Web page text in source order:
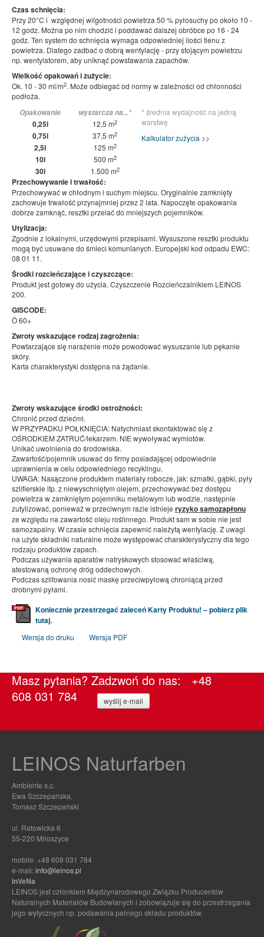
Czas schnięcia:
Przy 20°C i względnej wilgotności powietrza 50 % pyłosuchy po około 10 -
12 godz. Można po nim chodzić i poddawać dalszej obróbce po 16 - 24
godz. Ten system do schnięcia wymaga odpowiedniej ilości tlenu z
powietrza. Dlatego zadbać o dobrą wentylację - przy stojącym powietrzu
np. wentylatorem, aby uniknąć powstawania zapachów.
Wielkość opakowań i zużycie:
Ok. 10 - 30 ml/m2. Może odbiegać od normy w zależności od chłonności
podłoża.
Opakowanie
wystarcza na...*
0,25l 12,5 m2
0,75l 37,5 m2
2,5l 125 m2
10l 500 m2
30l 1.500 m2
* średnia wydajność na jedną
warstwę
Kalkulator zużycia >>
Przechowywanie i trwałość:
Przechowywać w chłodnym i suchym miejscu. Oryginalnie zamknięty
zachowuje trwałość przynajmniej przez 2 lata. Napoczęte opakowania
dobrze zamknąć, resztki przelać do mniejszych pojemników.
Utylizacja:
Zgodnie z lokalnymi, urzędowymi przepisami. Wysuszone resztki produktu
mogą być usuwane do śmieci komunlanych. Europejski kod odpadu EWC:
08 01 11.
Środki rozcieńczające i czyszczące:
Produkt jest gotowy do użycia. Czyszczenie Rozcieńczalnikiem LEINOS
200.
GISCODE:
Ö 60+
Zwroty wskazujące rodzaj zagrożenia:
Powtarzające się narażenie może powodować wysuszanie lub pękanie
skóry.
Karta charakterystyki dostępna na żądanie.
Zwroty wskazujące środki ostrożności:
Chronić przed dziećmi.
W PRZYPADKU POŁKNIĘCIA: Natychmiast skontaktować się z
OŚRODKIEM ZATRUĆ/lekarzem. NIE wywoływać wymiotów.
Unikać uwolnienia do środowiska.
Zawartość/pojemnik usuwać do firmy posiadającej odpowiednie
uprawnienia w celu odpowiedniego recyklingu.
UWAGA: Nasączone produktem materiały robocze, jak: szmatki, gąbki, pyły
szlifierskie itp. z niewyschniętym olejem, przechowywać bez dostępu
powietrza w zamkniętym pojemniku metalowym lub wodzie, następnie
zutylizować, ponieważ w przeciwnym razie istnieje ryzyko samozapłonu
ze względu na zawartość oleju roślinnego. Produkt sam w sobie nie jest
samozapalny. W czasie schnięcia zapewnić należytą wentylację. Z uwagi
na użyte składniki naturalne może występować charakterystyczny dla tego
rodzaju produktów zapach.
Podczas używania aparatów natryskowych stosować właściwą,
atestowaną ochronę dróg oddechowych.
Podczas szlifowania nosić maskę przeciwpyłową chroniącą przed
drobnymi pyłami.
Koniecznie przestrzegać zaleceń Karty Produktu! – pobierz plik
tutaj.
Wersja do druku Wersja PDF
Masz pytania? Zadzwoń do nas: +48
608 031 784
wyślij e-mail
LEINOS Naturfarben
Ambiente s.c.
Ewa Szczepańska,
Tomasz Szczepański
ul. Ratowicka 6
55-220 Miłoszyce
mobile: +48 608 031 784
e-mail:info@leinos.pl
InVeNa
LEINOS jest członkiem Międzynarodowego Związku Producentów
Naturalnych Materiałów Budowlanych i zobowiązuje się do przestrzegania
jego wytycznych np. podawania pełnego składu produktów.